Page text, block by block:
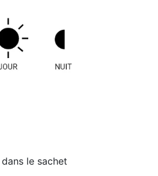
le sachet